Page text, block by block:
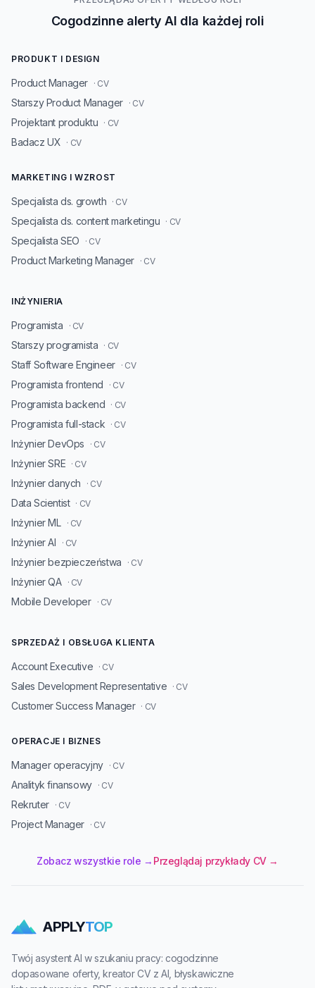
Cogodzinne alerty AI dla każdej roli
PRODUKT I DESIGN
Product Manager · CV
Starszy Product Manager · CV
Projektant produktu · CV
Badacz UX · CV
MARKETING I WZROST
Specjalista ds. growth · CV
Specjalista ds. content marketingu · CV
Specjalista SEO · CV
Product Marketing Manager · CV
INŻYNIERIA
Programista · CV
Starszy programista · CV
Staff Software Engineer · CV
Programista frontend · CV
Programista backend · CV
Programista full-stack · CV
Inżynier DevOps · CV
Inżynier SRE · CV
Inżynier danych · CV
Data Scientist · CV
Inżynier ML · CV
Inżynier AI · CV
Inżynier bezpieczeństwa · CV
Inżynier QA · CV
Mobile Developer · CV
SPRZEDAŻ I OBSŁUGA KLIENTA
Account Executive · CV
Sales Development Representative · CV
Customer Success Manager · CV
OPERACJE I BIZNES
Manager operacyjny · CV
Analityk finansowy · CV
Rekruter · CV
Project Manager · CV
Zobacz wszystkie role → Przeglądaj przykłady CV →
APPLYTOP
Twój asystent AI w szukaniu pracy: cogodzinne
dopasowane oferty, kreator CV z AI, błyskawiczne